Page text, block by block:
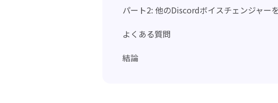
パート2: 他のDiscordボイスチェンジャー
よくある質問
結論